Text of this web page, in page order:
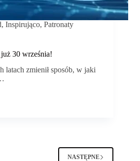
, Inspirująco, Patronaty
30 września!
latach zmienił sposób, w jaki
NASTĘPNE